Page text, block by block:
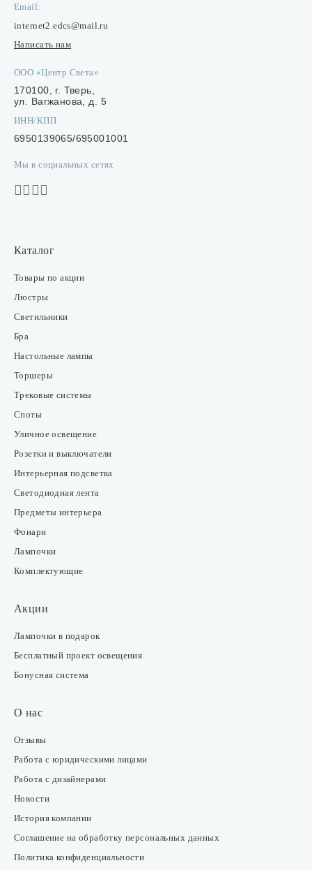
Email:
internet2.edcs@mail.ru
Написать нам
ООО «Центр Света»
170100, г. Тверь,
ул. Вагжанова, д. 5
ИНН/КПП
6950139065/695001001
Мы в социальных сетях
Каталог
Товары по акции
Люстры
Светильники
Бра
Настольные лампы
Торшеры
Трековые системы
Споты
Уличное освещение
Розетки и выключатели
Интерьерная подсветка
Светодиодная лента
Предметы интерьера
Фонари
Лампочки
Комплектующие
Акции
Лампочки в подарок
Бесплатный проект освещения
Бонусная система
О нас
Отзывы
Работа с юридическими лицами
Работа с дизайнерами
Новости
История компании
Соглашение на обработку персональных данных
Политика конфиденциальности